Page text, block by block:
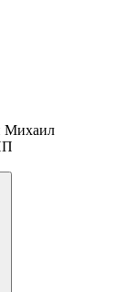
Михаил